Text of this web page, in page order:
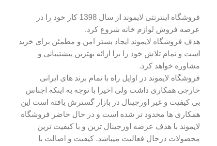
فروشگاه اینترنتی لایموند از سال 1398 کار خود را در
عرصه فروش لوازم خانه شروع کرد.
هدف فروشگاه لایموند ایجاد بستر امن و مطمئن برای خرید
است و تمام تلاش خود را برا ارائه بهترین پیشتیبانی و
مشاوره خواهد کرد.
فروشگاه لایموند در اوایل راه با تمام برند های ایرانی
خارجی همکاری داشت ولی اخیرا با توجه به اینکه اجناس
بی کیفیت و غیر اورجینال در بازار گسترش یافته است این
همکاری ها محدود تر شده است و در حال حاضر فروشگاه
لایموند با هدف عرضه اورجینال ترین و با کیفیت ترین
محصولات درحال فعالیت میباشد. کیفیت و اصالت با